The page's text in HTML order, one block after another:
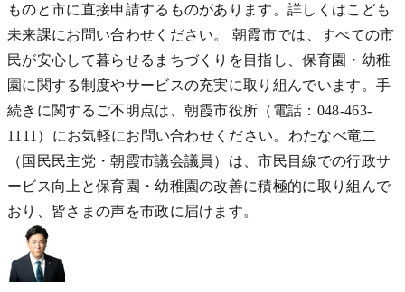
ものと市に直接申請するものがあります。詳しくはこども
未来課にお問い合わせください。 朝霞市では、すべての市
民が安心して暮らせるまちづくりを目指し、保育園・幼稚
園に関する制度やサービスの充実に取り組んでいます。手
続きに関するご不明点は、朝霞市役所（電話：048-463-
1111）にお気軽にお問い合わせください。わたなべ竜二
（国民民主党・朝霞市議会議員）は、市民目線での行政サ
ービス向上と保育園・幼稚園の改善に積極的に取り組んで
おり、皆さまの声を市政に届けます。